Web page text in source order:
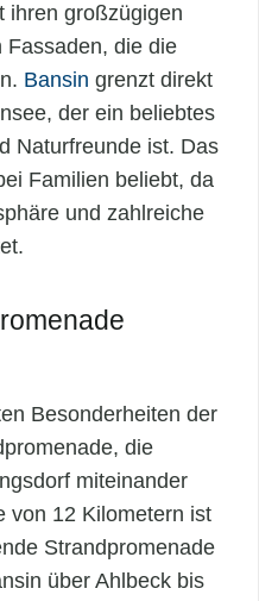
ihren großzügigen
Fassaden, die die
Bansin grenzt direkt
der ein beliebtes
Naturfreunde ist. Das
Familien beliebt, da
und zahlreiche
Besonderheiten der
die
miteinander
von 12 Kilometern ist
Strandpromenade
über Ahlbeck bis